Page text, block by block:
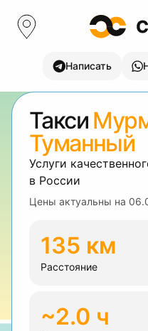
Написать
Такси
Туманный
Услуги
в России
Цены актуальны на
135 км
Расстояние
~2.0 ч